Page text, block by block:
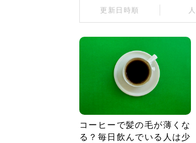
更新日時順
コーヒーで髪の毛が薄くな
る？毎日飲んでいる人は少